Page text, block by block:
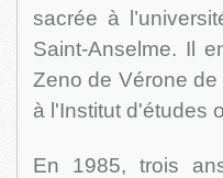
sacrée à
Saint-Anselme. Il
Zeno de Vérone
à l'Institut d'études
En 1985, trois